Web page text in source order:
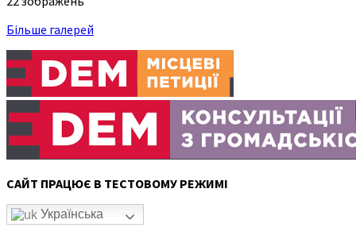
Більше галерей
САЙТ ПРАЦЮЄ В ТЕСТОВОМУ РЕЖИМІ
Українська